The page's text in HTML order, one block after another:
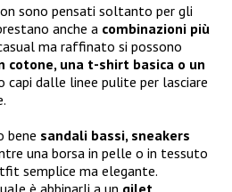
sono pensati soltanto per gli
anche a combinazioni più
ma raffinato si possono
cotone, una t-shirt basica o un
capi dalle linee pulite per lasciare
bene sandali bassi, sneakers
una borsa in pelle o in tessuto
semplice ma elegante.
è abbinarli a un gilet